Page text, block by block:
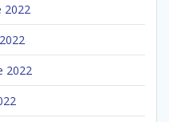
2022
2022